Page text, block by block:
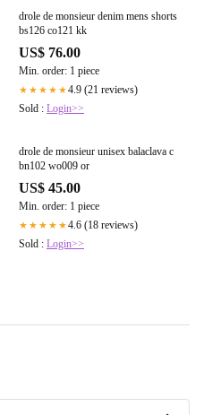
drole de monsieur denim mens shorts
bs126 co121 kk
US$ 76.00
Min. order: 1 piece
★★★★★4.9 (21 reviews)
Sold : Login>>
drole de monsieur unisex balaclava c
bn102 wo009 or
US$ 45.00
Min. order: 1 piece
★★★★★4.6 (18 reviews)
Sold : Login>>